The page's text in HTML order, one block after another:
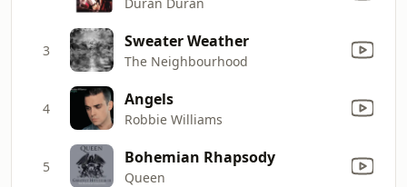
3 Sweater Weather
The Neighbourhood
4 Angels
Robbie Williams
5 Bohemian Rhapsody
Queen